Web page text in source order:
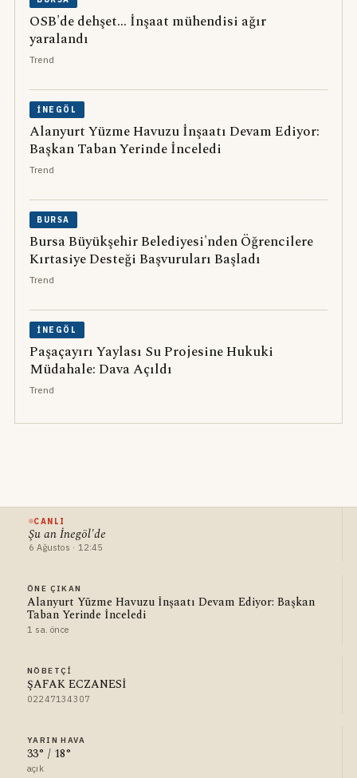
OSB'de dehşet... İnşaat mühendisi ağır
yaralandı
Trend
İNEGÖL
Alanyurt Yüzme Havuzu İnşaatı Devam Ediyor:
Başkan Taban Yerinde İnceledi
Trend
BURSA
Bursa Büyükşehir Belediyesi'nden Öğrencilere
Kırtasiye Desteği Başvuruları Başladı
Trend
İNEGÖL
Paşaçayırı Yaylası Su Projesine Hukuki
Müdahale: Dava Açıldı
Trend
CANLI
Şu an İnegöl'de
6 Ağustos · 12:45
ÖNE ÇIKAN
Alanyurt Yüzme Havuzu İnşaatı Devam Ediyor: Başkan
Taban Yerinde İnceledi
1 sa. önce
NÖBETÇI
ŞAFAK ECZANESİ
02247134307
YARIN HAVA
33° / 18°
açık